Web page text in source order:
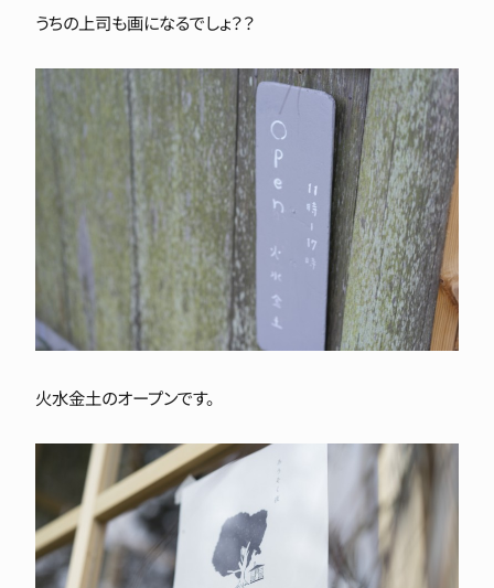
うちの上司も画になるでしょ？？
火水金土のオープンです。